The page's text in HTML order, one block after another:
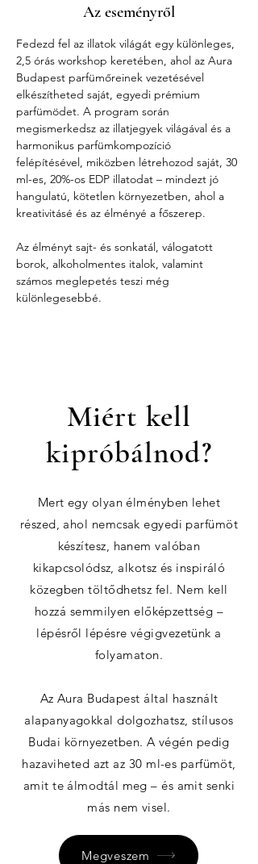
Az eseményről
Fedezd fel az illatok világát egy különleges,
2,5 órás workshop keretében, ahol az Aura
Budapest parfümőreinek vezetésével
elkészítheted saját, egyedi prémium
parfümödet. A program során
megismerkedsz az illatjegyek világával és a
harmonikus parfümkompozíció
felépítésével, miközben létrehozod saját, 30
ml-es, 20%-os EDP illatodat – mindezt jó
hangulatú, kötetlen környezetben, ahol a
kreativitásé és az élményé a főszerep.
Az élményt sajt- és sonkatál, válogatott
borok, alkoholmentes italok, valamint
számos meglepetés teszi még
különlegesebbé.
Miért kell
kipróbálnod?
Mert egy olyan élményben lehet
részed, ahol nemcsak egyedi parfümöt
készítesz, hanem valóban
kikapcsolódsz, alkotsz és inspiráló
közegben töltődhetsz fel. Nem kell
hozzá semmilyen előképzettség –
lépésről lépésre végigvezetünk a
folyamaton.
Az Aura Budapest által használt
alapanyagokkal dolgozhatsz, stílusos
Budai környezetben. A végén pedig
hazaviheted azt az 30 ml-es parfümöt,
amit te álmodtál meg – és amit senki
más nem visel.
Megveszem